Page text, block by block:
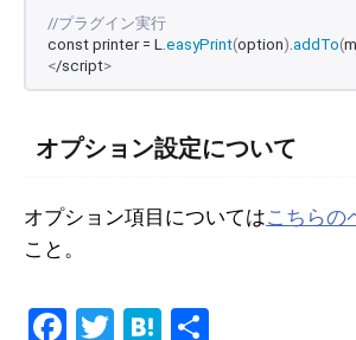
//プラグイン実行
const printer = L.easyPrint(option).addTo(
</script>
オプション設定について
オプション項目についてはこちらの
こと。
F
T
H